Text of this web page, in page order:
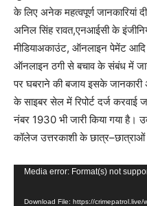
के लिए अनेक महत्वपूर्ण जानकारियां
अनिल सिंह रावत,एनआईसी के
मीडियाअकाउंट, ऑनलाइन पेमेंट
ऑनलाइन ठगी से बचाव के संबंध में
पर घबराने की बजाय इसके
के साइबर सेल में रिपोर्ट दर्ज करवाई
नंबर 1930 भी जारी किया गया है।
कॉलेज उत्तरकाशी के छात्र–छात्राओं
Media error: Format(s) not
Download File: https://